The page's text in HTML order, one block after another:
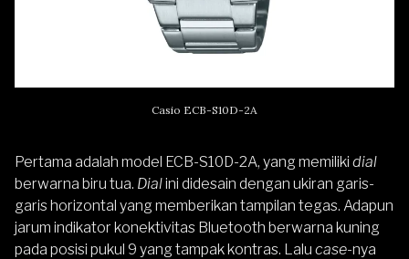
Casio ECB-S10D-2A
Pertama adalah model ECB-S10D-2A, yang memiliki dial
berwarna biru tua. Dialini didesain dengan ukiran garis-
garis horizontal yang memberikan tampilan tegas. Adapun
jarum indikator konektivitas Bluetooth berwarna kuning
pada posisi pukul 9 yang tampak kontras. Lalu case-nya